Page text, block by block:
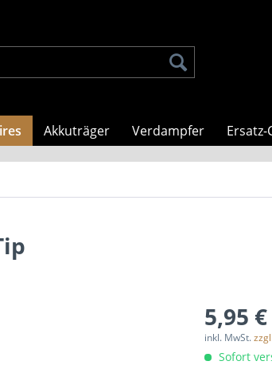
Akkuträger Verdampfer Ersatz-
5,95
inkl. MwSt.
Sofort